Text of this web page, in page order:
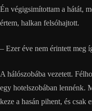
Én végigsimítottam a hátát,
értem, halkan felsóhajtott.
– Ezer éve nem érintett meg
A hálószobába vezetett.
egy hotelszobában lennénk.
keze a hasán pihent, és csak